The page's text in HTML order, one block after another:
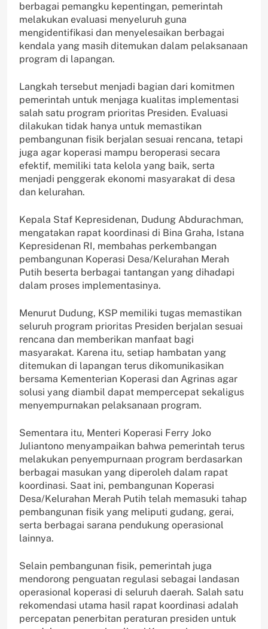
berbagai pemangku kepentingan, pemerintah
melakukan evaluasi menyeluruh guna
mengidentifikasi dan menyelesaikan berbagai
kendala yang masih ditemukan dalam pelaksanaan
program di lapangan.
Langkah tersebut menjadi bagian dari komitmen
pemerintah untuk menjaga kualitas implementasi
salah satu program prioritas Presiden. Evaluasi
dilakukan tidak hanya untuk memastikan
pembangunan fisik berjalan sesuai rencana, tetapi
juga agar koperasi mampu beroperasi secara
efektif, memiliki tata kelola yang baik, serta
menjadi penggerak ekonomi masyarakat di desa
dan kelurahan.
Kepala Staf Kepresidenan, Dudung Abdurachman,
mengatakan rapat koordinasi di Bina Graha, Istana
Kepresidenan RI, membahas perkembangan
pembangunan Koperasi Desa/Kelurahan Merah
Putih beserta berbagai tantangan yang dihadapi
dalam proses implementasinya.
Menurut Dudung, KSP memiliki tugas memastikan
seluruh program prioritas Presiden berjalan sesuai
rencana dan memberikan manfaat bagi
masyarakat. Karena itu, setiap hambatan yang
ditemukan di lapangan terus dikomunikasikan
bersama Kementerian Koperasi dan Agrinas agar
solusi yang diambil dapat mempercepat sekaligus
menyempurnakan pelaksanaan program.
Sementara itu, Menteri Koperasi Ferry Joko
Juliantono menyampaikan bahwa pemerintah terus
melakukan penyempurnaan program berdasarkan
berbagai masukan yang diperoleh dalam rapat
koordinasi. Saat ini, pembangunan Koperasi
Desa/Kelurahan Merah Putih telah memasuki tahap
pembangunan fisik yang meliputi gudang, gerai,
serta berbagai sarana pendukung operasional
lainnya.
Selain pembangunan fisik, pemerintah juga
mendorong penguatan regulasi sebagai landasan
operasional koperasi di seluruh daerah. Salah satu
rekomendasi utama hasil rapat koordinasi adalah
percepatan penerbitan peraturan presiden untuk